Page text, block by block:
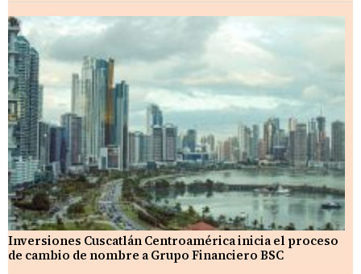
Inversiones Cuscatlán Centroamérica inicia el proceso
de cambio de nombre a Grupo Financiero BSC